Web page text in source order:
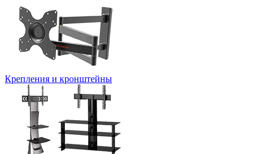
Крепления и кронштейны